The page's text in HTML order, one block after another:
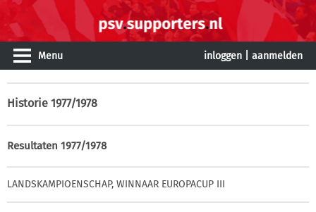
Menu inloggen aanmelden
Historie 1977/1978
Resultaten 1977/1978
LANDSKAMPIOENSCHAP, WINNAAR EUROPACUP III